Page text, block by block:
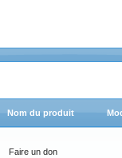
Nom du produit
Faire un don